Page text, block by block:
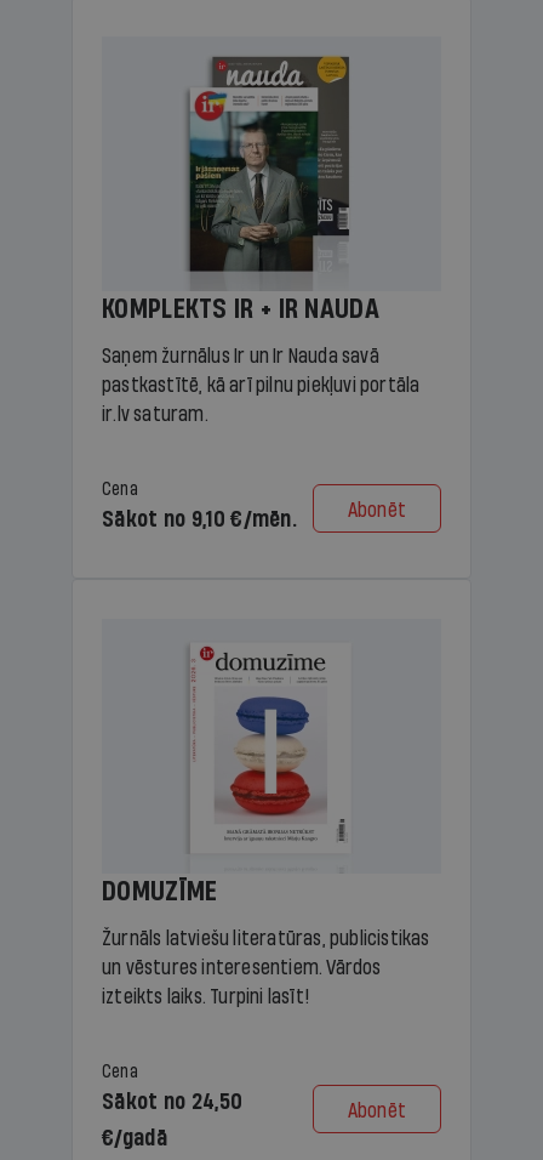
KOMPLEKTS IR + IR NAUDA
Saņem žurnālus Ir un Ir Nauda savā
pastkastītē, kā arī pilnu piekļuvi portāla
ir.lv saturam.
Cena
Sākot no 9,10 €/mēn. Abonēt
DOMUZĪME
Žurnāls latviešu literatūras, publicistikas
un vēstures interesentiem. Vārdos
izteikts laiks. Turpini lasīt!
Cena
Sākot no 24,50
€/gadā
Abonēt